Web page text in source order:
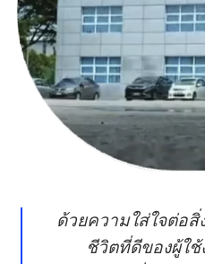
ด้วยความใส่ใจต่อ
ชีวิตที่ดีของผู้ใช้